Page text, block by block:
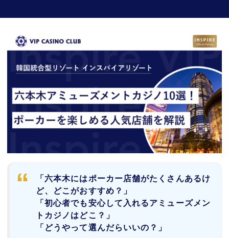
「六本木にはポーカー店舗がたくさんあるけ
ど、どこがおすすめ？」
「初心者でも安心して入れるアミューズメン
トカジノはどこ？」
「どうやって選んだらいいの？」